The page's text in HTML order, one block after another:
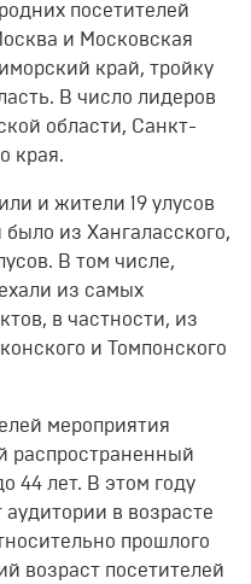
посетителей
и Московская
край, тройку
В число лидеров
области, Санкт-
края.
и жители 19 улусов
из Хангаласского,
В том числе,
из самых
в частности, из
и Томпонского
мероприятия
распространенный
44 лет. В этом году
в возрасте
прошлого
возраст посетителей